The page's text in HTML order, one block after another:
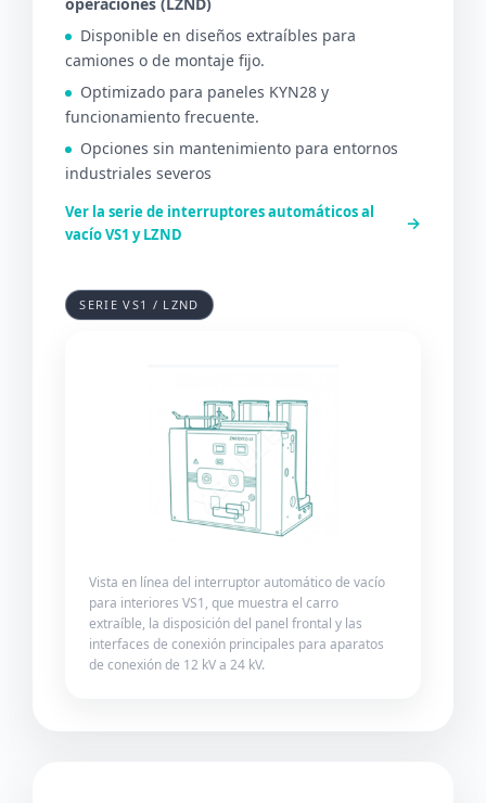
Disponible en diseños extraíbles para
camiones o de montaje fijo.
Optimizado para paneles KYN28 y
funcionamiento frecuente.
Opciones sin mantenimiento para entornos
industriales severos
Ver la serie de interruptores automáticos al
vacío VS1 y LZND
→
SERIE VS1 / LZND
Vista en línea del interruptor automático de vacío
para interiores VS1, que muestra el carro
extraíble, la disposición del panel frontal y las
interfaces de conexión principales para aparatos
de conexión de 12 kV a 24 kV.